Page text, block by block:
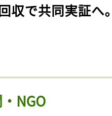
収で共同実証へ
NGO